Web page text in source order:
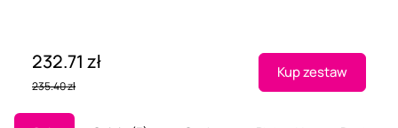
232.71 zł
235.40 zł
Kup zestaw